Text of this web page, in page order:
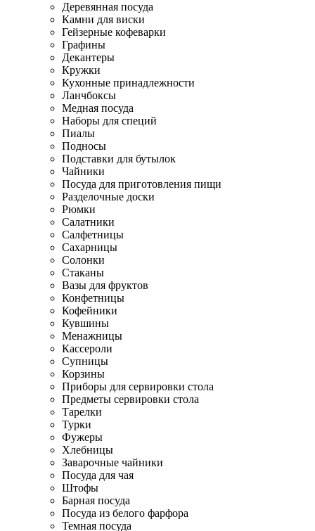
Деревянная посуда
Камни для виски
Гейзерные кофеварки
Графины
Декантеры
Кружки
Кухонные принадлежности
Ланчбоксы
Медная посуда
Наборы для специй
Пиалы
Подносы
Подставки для бутылок
Чайники
Посуда для приготовления пищи
Разделочные доски
Рюмки
Салатники
Салфетницы
Сахарницы
Солонки
Стаканы
Вазы для фруктов
Конфетницы
Кофейники
Кувшины
Менажницы
Кассероли
Супницы
Корзины
Приборы для сервировки стола
Предметы сервировки стола
Тарелки
Турки
Фужеры
Хлебницы
Заварочные чайники
Посуда для чая
Штофы
Барная посуда
Посуда из белого фарфора
Темная посуда